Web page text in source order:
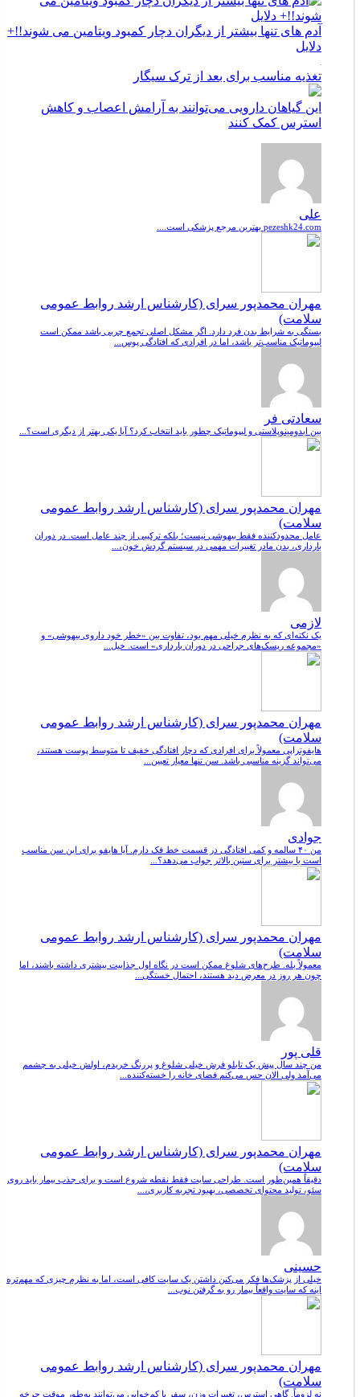
آدم های تنها بیشتر از دیگران دچار کمبود ویتامین می شوند!!+
دلایل
تغذیه مناسب برای بعد از ترک سیگار
این گیاهان دارویی می‌توانند به آرامش اعصاب و کاهش
استرس کمک کنند
علی
pezeshk24.com بهترین مرجع پزشکی است....
مهران محمدپور سرای (کارشناس ارشد روابط عمومی
سلامت)
بستگی به شرایط بدن فرد دارد. اگر مشکل اصلی تجمع چربی باشد ممکن است
لیپوماتیک مناسب‌تر باشد، اما در افرادی که افتادگی پوس...
سعادتی فر
بین ابدومینوپلاستی و لیپوماتیک چطور باید انتخاب کرد؟ آیا یکی بهتر از دیگری است؟...
مهران محمدپور سرای (کارشناس ارشد روابط عمومی
سلامت)
عامل محدودکننده فقط بیهوشی نیست؛ بلکه ترکیبی از چند عامل است. در دوران
بارداری، بدن مادر تغییرات مهمی در سیستم گردش خون،...
لازمی
یک نکته‌ای که به نظرم خیلی مهم بود، تفاوت بین «خطر خود داروی بیهوشی» و
«مجموعه ریسک‌های جراحی در دوران بارداری» است. خیل...
مهران محمدپور سرای (کارشناس ارشد روابط عمومی
سلامت)
هایفوتراپی معمولاً برای افرادی که دچار افتادگی خفیف تا متوسط پوست هستند،
می‌تواند گزینه مناسبی باشد. سن تنها معیار تعیین...
جوادی
من ۴۰ سالمه و کمی افتادگی در قسمت خط فک دارم. آیا هایفو برای این سن مناسب
است یا بیشتر برای سنین بالاتر جواب می‌دهد؟...
مهران محمدپور سرای (کارشناس ارشد روابط عمومی
سلامت)
معمولاً بله. طرح‌های شلوغ ممکن است در نگاه اول جذابیت بیشتری داشته باشند، اما
چون هر روز در معرض دید هستند، احتمال خستگی...
قلی پور
من چند سال پیش یک تابلو فرش خیلی شلوغ و پررنگ خریدم، اولش خیلی به چشمم
می‌آمد ولی الان حس می‌کنم فضای خانه را خسته‌کننده...
مهران محمدپور سرای (کارشناس ارشد روابط عمومی
سلامت)
دقیقاً همین‌طور است. طراحی سایت فقط نقطه شروع است و برای جذب بیمار باید روی
سئو، تولید محتوای تخصصی، بهبود تجربه کاربری،...
حسینی
خیلی از پزشک‌ها فکر می‌کنن داشتن یک سایت کافی است، اما به نظرم چیزی که مهم‌تره
اینه که سایت واقعاً بیمار رو به گرفتن نوب...
مهران محمدپور سرای (کارشناس ارشد روابط عمومی
سلامت)
نه لزوماً. گاهی استرس، تغییرات وزن، سفر یا کم‌خوابی می‌توانند به‌طور موقت چرخه